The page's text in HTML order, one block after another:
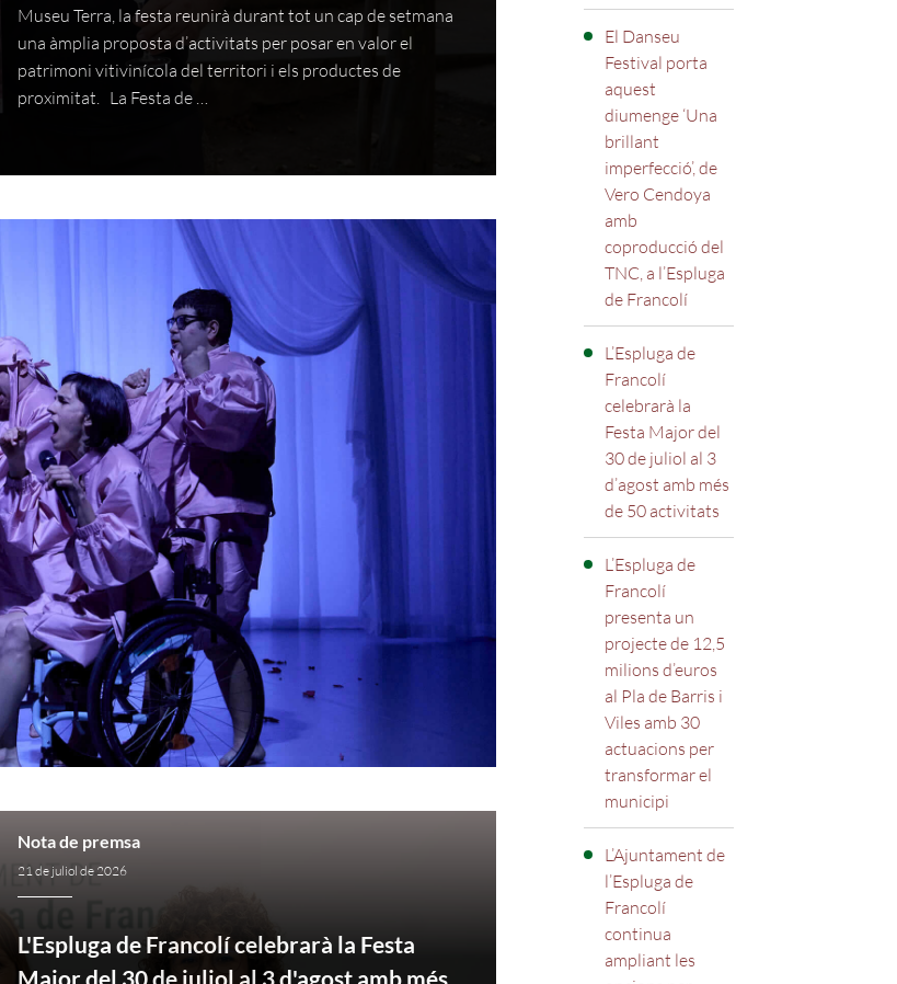
Museu Terra, la festa reunirà durant tot un cap de setmana
una àmplia proposta d’activitats per posar en valor el
patrimoni vitivinícola del territori i els productes de
proximitat. La Festa de …
Nota de premsa
21 de juliol de 2026
L'Espluga de Francolí celebrarà la Festa
El Danseu
Festival porta
aquest
diumenge ‘Una
brillant
imperfecció’, de
Vero Cendoya
amb
coproducció del
TNC, a l’Espluga
de Francolí
L’Espluga de
Francolí
celebrarà la
Festa Major del
30 de juliol al 3
d’agost amb més
de 50 activitats
L’Espluga de
Francolí
presenta un
projecte de 12,5
milions d’euros
al Pla de Barris i
Viles amb 30
actuacions per
transformar el
municipi
L’Ajuntament de
l’Espluga de
Francolí
continua
ampliant les